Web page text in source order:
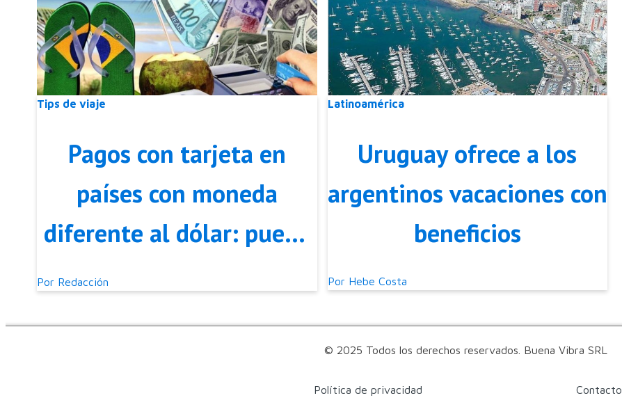
Tips de viaje
Pagos con tarjeta en
países con moneda
diferente al dólar: puede
haber una doble comisión
Por Redacción
Latinoamérica
Uruguay ofrece a los
argentinos vacaciones con
beneficios
Por Hebe Costa
© 2025 Todos los derechos reservados. Buena Vibra SRL
Política de privacidad Contacto